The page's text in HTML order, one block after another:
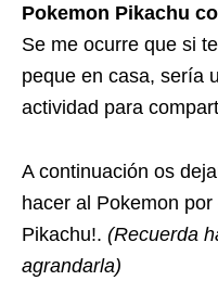
Pokemon Pikachu
Se me ocurre que si
peque en casa, sería
actividad para
A continuación os
hacer al Pokemon
Pikachu!. (Recuerda
agrandarla)